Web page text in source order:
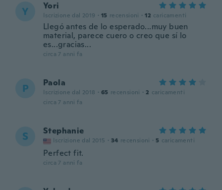
Y Yori
Iscrizione dal 2019 · 15 recensioni · 12 caricamenti
Llegó antes de lo esperado...muy buen
material, parece cuero o creo que sí lo
es...gracias...
circa 7 anni fa
P Paola
Iscrizione dal 2018 · 65 recensioni · 2 caricamenti
circa 7 anni fa
S Stephanie
Iscrizione dal 2015 · 34 recensioni · 5 caricamenti
Perfect fit.
circa 7 anni fa